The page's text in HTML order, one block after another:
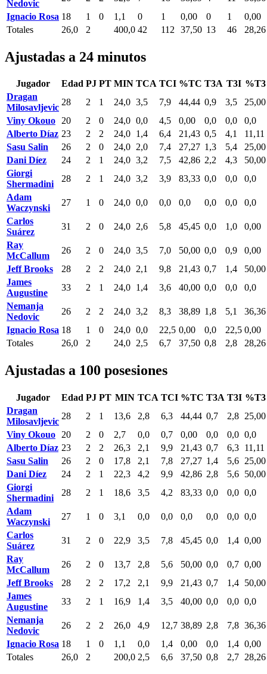
Nedovic
Ignacio Rosa 18 1 0 1,1 0 1 0,00 0 1
0,00
Totales
26,0 2 400,0 42 112 37,50 13 46 28,26
Ajustadas a 24 minutos
Jugador Edad PJ PT MIN TCA TCI %TC T3A T3I %T3
Dragan
Milosavljevic
28 2 1 24,0 3,5 7,9 44,44 0,9 3,5
25,00
Viny Okouo 20 2 0 24,0 0,0 4,5 0,00 0,0 0,0
0,0
Alberto Díaz 23 2 2 24,0 1,4 6,4 21,43 0,5 4,1
11,11
Sasu Salin
26 2 0 24,0 2,0 7,4 27,27 1,3 5,4
25,00
Dani Díez
24 2 1 24,0 3,2 7,5 42,86 2,2 4,3
50,00
Giorgi
Shermadini
28 2 1 24,0 3,2 3,9 83,33 0,0 0,0
0,0
Adam
Waczynski
27 1 0 24,0 0,0 0,0 0,0 0,0 0,0
0,0
Carlos
Suárez
31 2 0 24,0 2,6 5,8 45,45 0,0 1,0
0,00
Ray
McCallum
26 2 0 24,0 3,5 7,0 50,00 0,0 0,9
0,00
Jeff Brooks
28 2 2 24,0 2,1 9,8 21,43 0,7 1,4
50,00
James
Augustine
33 2 1 24,0 1,4 3,6 40,00 0,0 0,0
0,0
Nemanja
Nedovic
26 2 2 24,0 3,2 8,3 38,89 1,8 5,1
36,36
Ignacio Rosa 18 1 0 24,0 0,0 22,5 0,00 0,0 22,5 0,00
Totales
26,0 2 24,0 2,5 6,7 37,50 0,8 2,8 28,26
Ajustadas a 100 posesiones
Jugador Edad PJ PT MIN TCA TCI %TC T3A T3I %T3
Dragan
Milosavljevic
28 2 1 13,6 2,8 6,3 44,44 0,7 2,8 25,00
Viny Okouo
20 2 0 2,7 0,0 0,7 0,00 0,0 0,0 0,0
Alberto Díaz 23 2 2 26,3 2,1 9,9 21,43 0,7 6,3 11,11
Sasu Salin
26 2 0 17,8 2,1 7,8 27,27 1,4 5,6 25,00
Dani Díez
24 2 1 22,3 4,2 9,9 42,86 2,8 5,6 50,00
Giorgi
Shermadini
28 2 1 18,6 3,5 4,2 83,33 0,0 0,0 0,0
Adam
Waczynski
27 1 0 3,1 0,0 0,0 0,0 0,0 0,0 0,0
Carlos
Suárez
31 2 0 22,9 3,5 7,8 45,45 0,0 1,4 0,00
Ray
McCallum
26 2 0 13,7 2,8 5,6 50,00 0,0 0,7 0,00
Jeff Brooks
28 2 2 17,2 2,1 9,9 21,43 0,7 1,4 50,00
James
Augustine
33 2 1 16,9 1,4 3,5 40,00 0,0 0,0 0,0
Nemanja
Nedovic
26 2 2 26,0 4,9 12,7 38,89 2,8 7,8 36,36
Ignacio Rosa 18 1 0 1,1 0,0 1,4 0,00 0,0 1,4 0,00
Totales
26,0 2 200,0 2,5 6,6 37,50 0,8 2,7 28,26